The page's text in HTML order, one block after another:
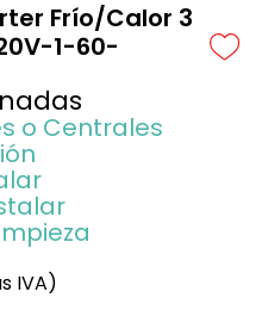
Frío/Calor 3
1-60-
o Centrales
IVA)